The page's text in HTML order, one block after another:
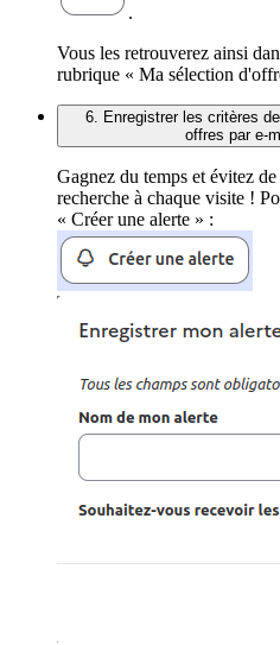
.
Vous les retrouverez ainsi
rubrique « Ma sélection
6. Enregistrer les critères
offres par e-
Gagnez du temps et évitez
recherche à chaque visite !
« Créer une alerte » :